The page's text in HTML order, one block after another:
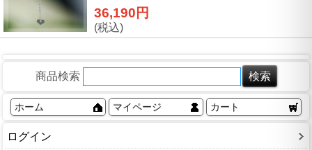
36,190円
(税込)
商品検索
ホーム マイページ カート
ログイン